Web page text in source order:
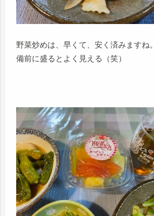
野菜炒めは、早くて、安く済みますね。
備前に盛るとよく見える（笑）